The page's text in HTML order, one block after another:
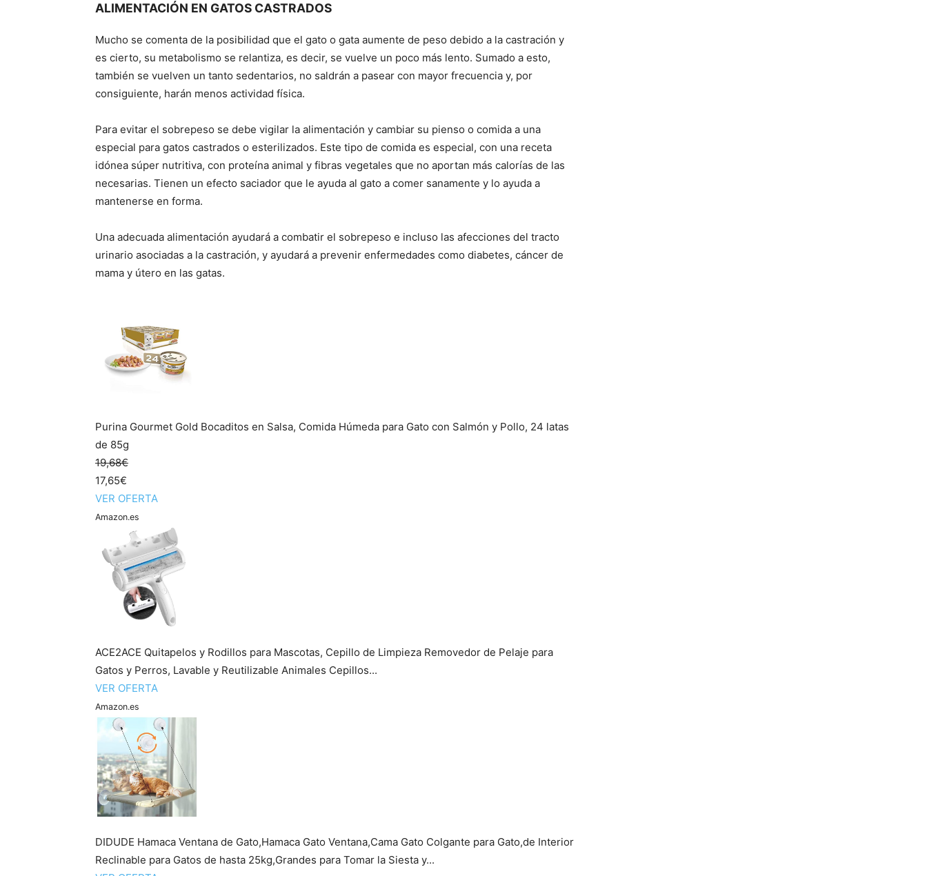
ALIMENTACIÓN EN GATOS CASTRADOS
Mucho se comenta de la posibilidad que el gato o gata aumente de peso debido a la castración y
es cierto, su metabolismo se relantiza, es decir, se vuelve un poco más lento. Sumado a esto,
también se vuelven un tanto sedentarios, no saldrán a pasear con mayor frecuencia y, por
consiguiente, harán menos actividad física.
Para evitar el sobrepeso se debe vigilar la alimentación y cambiar su pienso o comida a una
especial para gatos castrados o esterilizados. Este tipo de comida es especial, con una receta
idónea súper nutritiva, con proteína animal y fibras vegetales que no aportan más calorías de las
necesarias. Tienen un efecto saciador que le ayuda al gato a comer sanamente y lo ayuda a
mantenerse en forma.
Una adecuada alimentación ayudará a combatir el sobrepeso e incluso las afecciones del tracto
urinario asociadas a la castración, y ayudará a prevenir enfermedades como diabetes, cáncer de
mama y útero en las gatas.
Purina Gourmet Gold Bocaditos en Salsa, Comida Húmeda para Gato con Salmón y Pollo, 24 latas
de 85g
19,68€
17,65€
VER OFERTA
Amazon.es
ACE2ACE Quitapelos y Rodillos para Mascotas, Cepillo de Limpieza Removedor de Pelaje para
Gatos y Perros, Lavable y Reutilizable Animales Cepillos...
VER OFERTA
Amazon.es
DIDUDE Hamaca Ventana de Gato,Hamaca Gato Ventana,Cama Gato Colgante para Gato,de Interior
Reclinable para Gatos de hasta 25kg,Grandes para Tomar la Siesta y...